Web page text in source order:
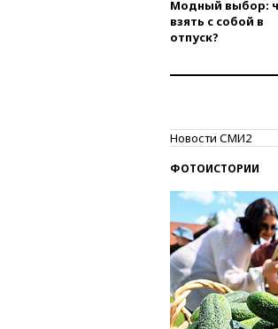
Модный выбор:
взять с собой в
отпуск?
Новости СМИ2
ФОТОИСТОРИИ